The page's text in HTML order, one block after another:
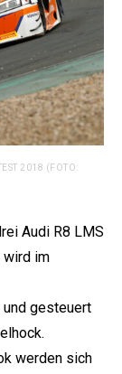
2018 (FOTO:
Audi R8 LMS
wird im
und gesteuert
werden sich